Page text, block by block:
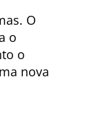
O
o
o
nova